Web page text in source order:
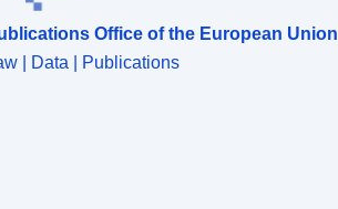
Office of the European Union
| Data | Publications